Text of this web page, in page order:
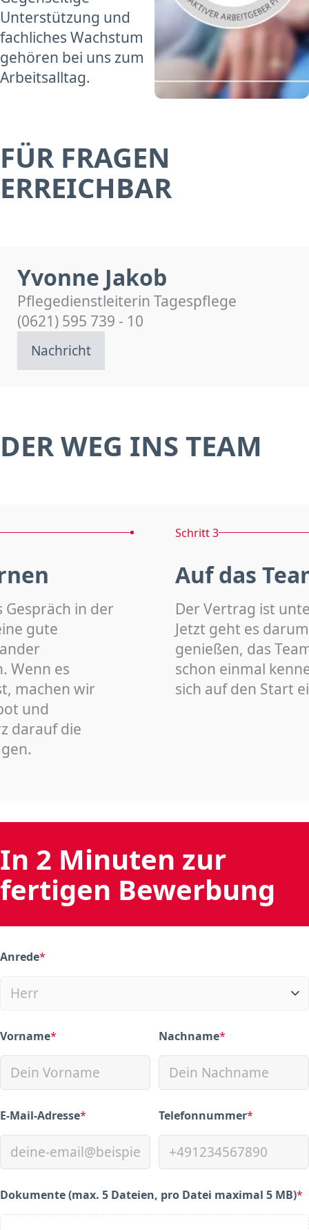
Unterstützung und
fachliches Wachstum
gehören bei uns zum
Arbeitsalltag.
FÜR FRAGEN
ERREICHBAR
Yvonne Jakob
Pflegedienstleiterin Tagespflege
(0621) 595 739 - 10
Nachricht
DER WEG INS TEAM
Gespräch in der
gute
Wenn es
machen wir
und
darauf die
Schritt 3
Auf das
Der Vertrag ist
Jetzt geht es
genießen, das
schon einmal
sich auf den Start
In 2 Minuten zur
fertigen Bewerbung
Anrede*
(required)
Vorname*
(required) Nachname*
(required)
E-Mail-Adresse*
(required) Telefonnummer*
(required)
Dokumente (max. 5 Dateien, pro Datei maximal 5 MB)*
(required)